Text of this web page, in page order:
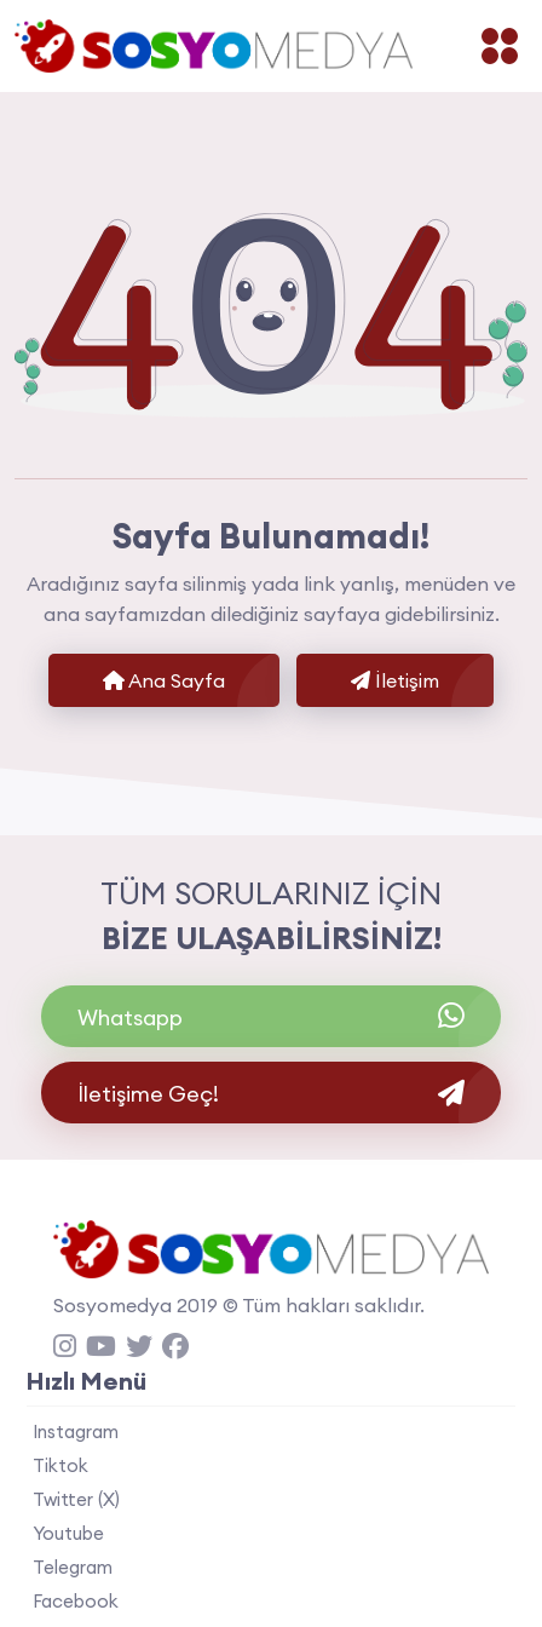
Sayfa Bulunamadı!
Aradığınız sayfa silinmiş yada link yanlış, menüden ve
ana sayfamızdan dilediğiniz sayfaya gidebilirsiniz.
Ana Sayfa İletişim
TÜM SORULARINIZ İÇİN
BİZE ULAŞABİLİRSİNİZ!
Whatsapp
İletişime Geç!
Sosyomedya 2019 © Tüm hakları saklıdır.
Hızlı Menü
Instagram
Tiktok
Twitter (X)
Youtube
Telegram
Facebook